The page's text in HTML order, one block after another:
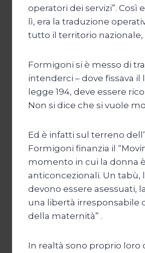
operatori dei servizi”. Così
lì, era la traduzione
tutto il territorio nazionale,
Formigoni si è messo di
intenderci – dove fissava
legge 194, deve essere
Non si dice che si vuole
Ed è infatti sul terreno
Formigoni finanzia il
momento in cui la donna
anticoncezionali. Un tabù,
devono essere asessuati,
una libertà irresponsabile
della maternità” .
In realtà sono proprio loro